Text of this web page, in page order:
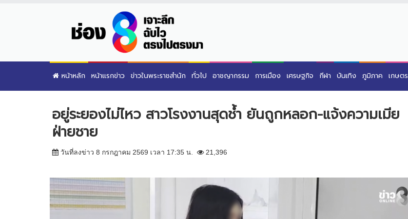
หน้าหลัก หน้าแรกข่าว ข่าวในพระราชสำนัก ทั่วไป อาชญากรรม การเมือง เศรษฐกิจ กีฬา บันเทิง ภูมิภาค เกษตร
อยู่ระยองไม่ไหว สาวโรงงานสุดช้ำ ยันถูกหลอก-แจ้งความเมีย
ฝ่ายชาย
วันที่ลงข่าว 8 กรกฎาคม 2569 เวลา 17:35 น. 21,396